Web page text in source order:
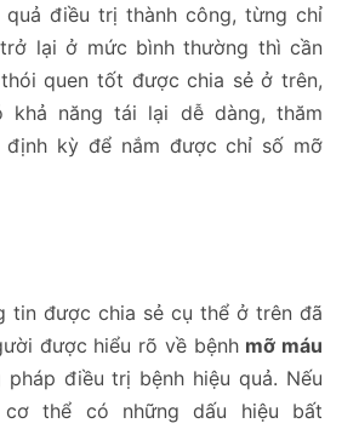
điều trị thành công, từng chỉ
lại ở mức bình thường thì cần
quen tốt được chia sẻ ở trên,
khả năng tái lại dễ dàng, thăm
định kỳ để nắm được chỉ số mỡ
tin được chia sẻ cụ thể ở trên đã
được hiểu rõ về bệnh mỡ máu
điều trị bệnh hiệu quả. Nếu
cơ thể có những dấu hiệu bất